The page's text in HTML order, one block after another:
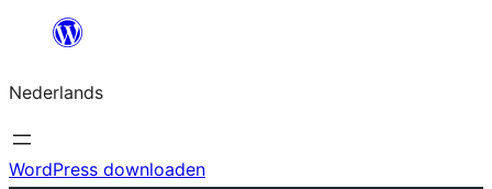
de
inhoud
Nederlands
WordPress downloaden